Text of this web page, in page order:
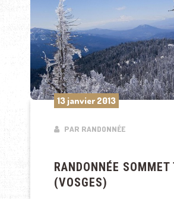
13 janvier 2013
PAR RANDONNÉE
RANDONNÉE SOMMET
(VOSGES)